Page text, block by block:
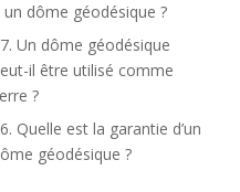
un dôme géodésique ?
Un dôme géodésique
il être utilisé comme
?
Quelle est la garantie d’un
géodésique ?